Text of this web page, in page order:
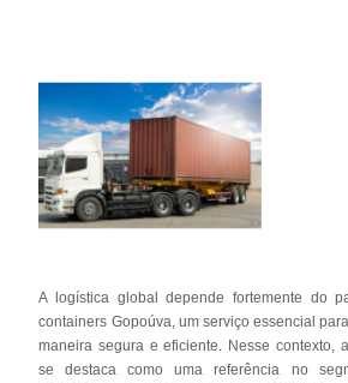
A logística global depende fortemente do
containers Gopoúva, um serviço essencial
maneira segura e eficiente. Nesse contexto,
se destaca como uma referência no